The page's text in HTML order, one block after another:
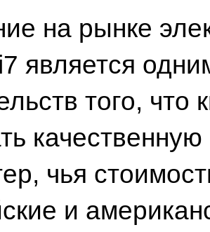
на рынке
является
того, что
чья
и